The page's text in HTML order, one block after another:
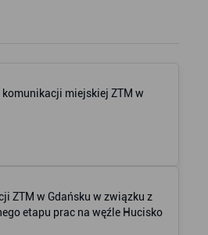
miejskiej ZTM w
ZTM w Gdańsku w związku z
etapu prac na węźle Hucisko